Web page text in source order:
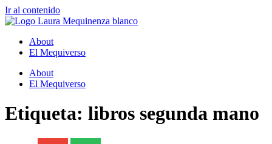
Ir al contenido
About
El Mequiverso
About
El Mequiverso
Etiqueta: libros segunda mano